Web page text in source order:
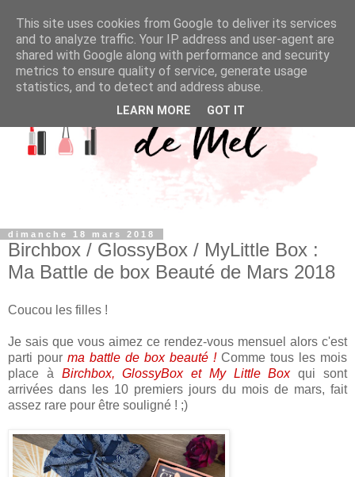
dimanche 18 mars 2018
Birchbox / GlossyBox / MyLittle Box :
Ma Battle de box Beauté de Mars 2018
Coucou les filles !
Je sais que vous aimez ce rendez-vous mensuel alors c'est
parti pour ma battle de box beauté !Comme tous les mois
place à Birchbox, GlossyBox et My Little Boxqui sont
arrivées dans les 10 premiers jours du mois de mars, fait
assez rare pour être souligné ! ;)
This site uses cookies from Google to deliver its services
and to analyze traffic. Your IP address and user-agent are
shared with Google along with performance and security
metrics to ensure quality of service, generate usage
statistics, and to detect and address abuse.
LEARN MORE GOT IT